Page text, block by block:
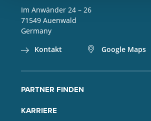
Im Anwänder 24 – 26
71549 Auenwald
Germany
Kontakt
Google Maps
PARTNER FINDEN
KARRIERE